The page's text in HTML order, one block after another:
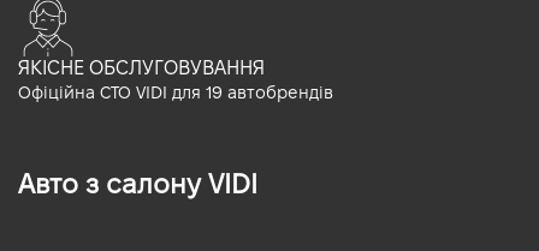
ЯКІСНЕ ОБСЛУГОВУВАННЯ
Офіційна СТО VIDI для 19 автобрендів
Авто з салону VIDI